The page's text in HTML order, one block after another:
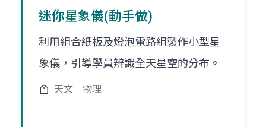
迷你星象儀(動手做)
利用組合紙板及燈泡電路組製作小型星
象儀，引導學員辨識全天星空的分布。
天文 物理